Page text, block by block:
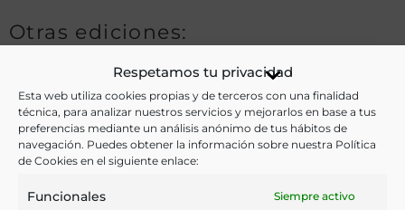
Respetamos tu privacidad
Esta web utiliza cookies propias y de terceros con una finalidad
técnica, para analizar nuestros servicios y mejorarlos en base a tus
preferencias mediante un análisis anónimo de tus hábitos de
navegación. Puedes obtener la información sobre nuestra Política
de Cookies en el siguiente enlace:
Funcionales Siempre activo
Otras ediciones:
Notas:
Incluye una breve bibliografía. El autor, Juan Puyol y
Marín, era presidente de la Sociedad Económica de
Amigos del País de León.